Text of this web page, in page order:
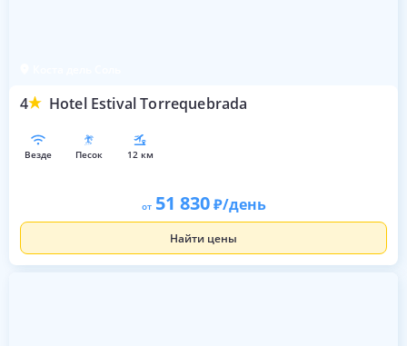
4 Hotel Estival Torrequebrada
везде песок 12 км
от 51 830 /день
Найти цены